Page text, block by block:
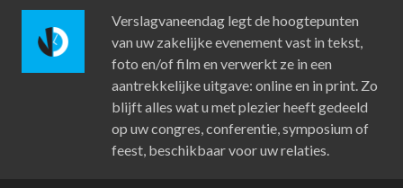
Verslagvaneendag legt de hoogtepunten
van uw zakelijke evenement vast in tekst,
foto en/of film en verwerkt ze in een
aantrekkelijke uitgave: online en in print. Zo
blijft alles wat u met plezier heeft gedeeld
op uw congres, conferentie, symposium of
feest, beschikbaar voor uw relaties.